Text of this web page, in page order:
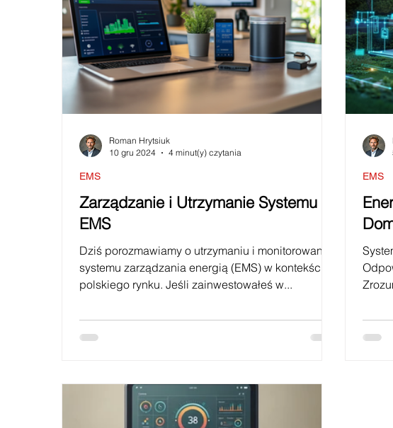
Zarządzanie i Utrzymanie Systemu
EMS
Dziś porozmawiamy o utrzymaniu i monitorowaniu
systemu zarządzania energią (EMS) w kontekście
polskiego rynku. Jeśli zainwestowałeś w...
EMS
Roman Hrytsiuk
10 gru 2024
4 minut(y) czytania
EMS